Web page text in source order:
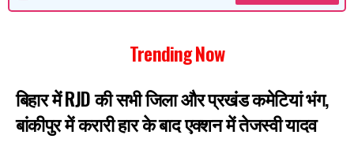
Trending Now
बिहार में RJD की सभी जिला और प्रखंड कमेटियां भंग,
बांकीपुर में करारी हार के बाद एक्शन में तेजस्वी यादव